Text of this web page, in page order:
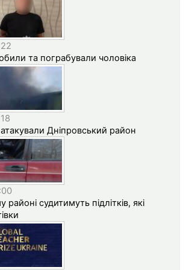
та пограбували чоловіка
Дніпровський район
районі судитимуть підлітків, які